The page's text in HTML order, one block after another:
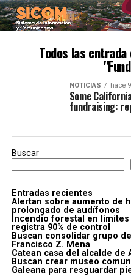
Todos las
NOTICIAS hace
Some
fundraising:
Buscar
Entradas recientes
Alertan sobre aumento de
prolongado de audífonos
Incendio forestal en
registra 90% de control
Buscan consolidar grupo
Francisco Z. Mena
Catean casa del alcalde de
Buscan crear museo
Galeana para resguardar